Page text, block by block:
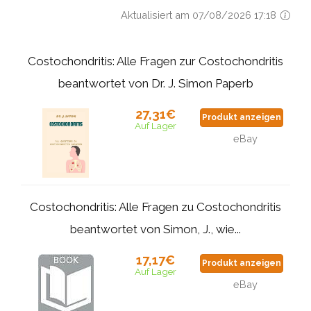
Aktualisiert am 07/08/2026 17:18
Costochondritis: Alle Fragen zur Costochondritis
beantwortet von Dr. J. Simon Paperb
27,31€
Auf Lager
Produkt anzeigen
eBay
Costochondritis: Alle Fragen zu Costochondritis
beantwortet von Simon, J., wie...
17,17€
Auf Lager
Produkt anzeigen
eBay